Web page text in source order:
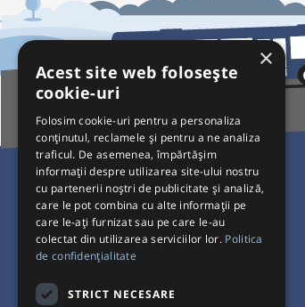
Pentru Călători
Curse autobuz
Plecări/Sosiri
Setări de cookie-uri
×
Acest site web folosește
cookie-uri
Folosim cookie-uri pentru a personaliza
conținutul, reclamele și pentru a ne analiza
traficul. De asemenea, împărtășim
informații despre utilizarea site-ului nostru
cu partenerii noștri de publicitate și analiză,
care le pot combina cu alte informații pe
care le-ați furnizat sau pe care le-au
colectat din utilizarea serviciilor lor. Politica
de confidențialitate
STRICT NECESARE